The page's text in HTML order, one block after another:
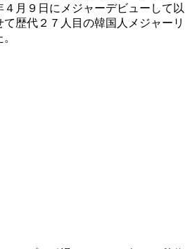
月９日にメジャーデビューして以
歴代２７人目の韓国人メジャーリ